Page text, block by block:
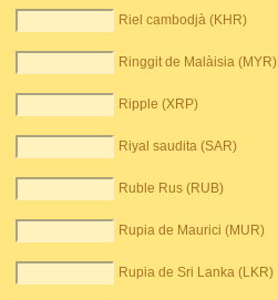
Riel cambodjà (KHR)
Ringgit de Malàisia (MYR)
Ripple (XRP)
Riyal saudita (SAR)
Ruble Rus (RUB)
Rupia de Maurici (MUR)
Rupia de Sri Lanka (LKR)